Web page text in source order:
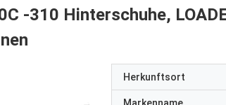
-310 Hinterschuhe,
Herkunftsort